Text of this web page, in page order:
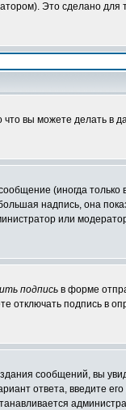
Это сделано для
вы можете делать в
(иногда только
надпись, она
или
подпись в форме
отключать подпись в
сообщений, вы
ответа, введите